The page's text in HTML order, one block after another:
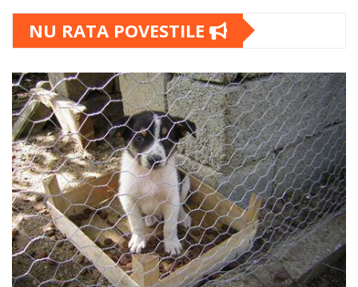
NU RATA POVESTILE